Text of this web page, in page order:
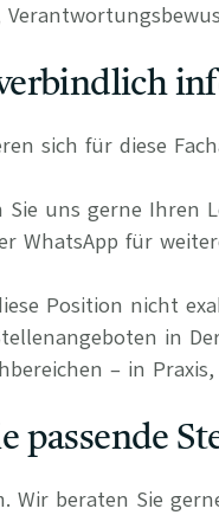
sich für diese
Sie uns gerne Ihren
WhatsApp für
Position nicht
in
– in
passende
Wir beraten Sie